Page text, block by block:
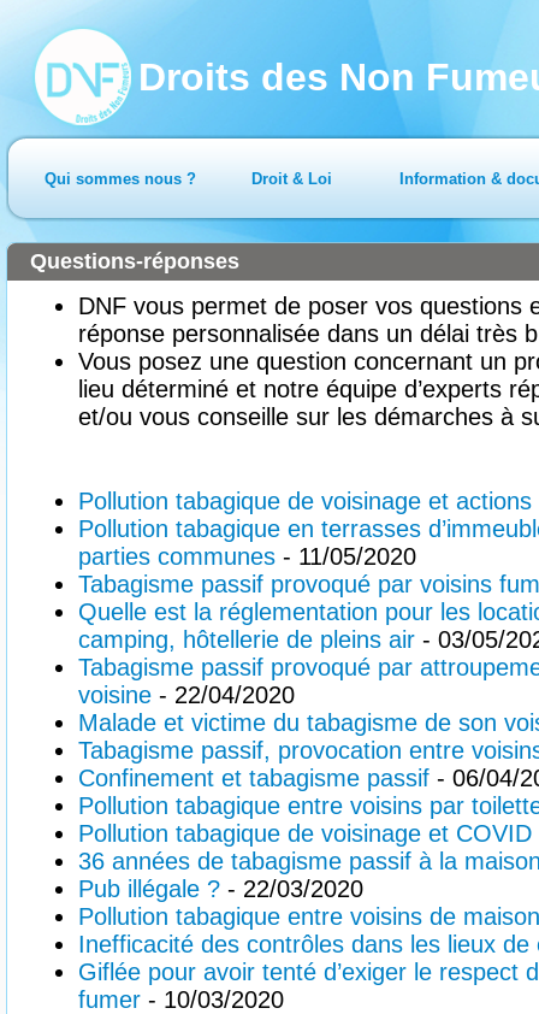
Droits des Non
Qui sommes nous ? Droit & Loi Information &
DNF vous permet de poser vos questions
réponse personnalisée dans un délai très
Vous posez une question concernant un
lieu déterminé et notre équipe d’experts
et/ou vous conseille sur les démarches à
Questions-réponses
Pollution tabagique de voisinage et
Pollution tabagique en terrasses
parties communes - 11/05/2020
Tabagisme passif provoqué par voisins
Quelle est la réglementation pour les
camping, hôtellerie de pleins air - 03/05/
Tabagisme passif provoqué par
voisine - 22/04/2020
Malade et victime du tabagisme de son
Tabagisme passif, provocation entre
Confinement et tabagisme passif - 06/04/
Pollution tabagique entre voisins par
Pollution tabagique de voisinage et COVID
36 années de tabagisme passif à la
Pub illégale ? - 22/03/2020
Pollution tabagique entre voisins de
Inefficacité des contrôles dans les lieux de
Giflée pour avoir tenté d’exiger le respect
fumer - 10/03/2020